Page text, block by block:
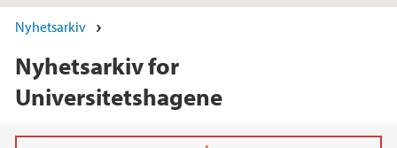
Nyhetsarkiv
Nyhetsarkiv for
Universitetshagene